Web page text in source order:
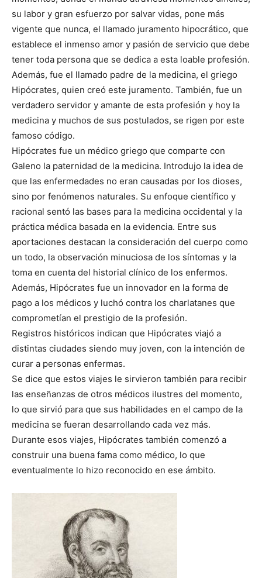
su labor y gran esfuerzo por salvar vidas, pone más
vigente que nunca, el llamado juramento hipocrático, que
establece el inmenso amor y pasión de servicio que debe
tener toda persona que se dedica a esta loable profesión.
Además, fue el llamado padre de la medicina, el griego
Hipócrates, quien creó este juramento. También, fue un
verdadero servidor y amante de esta profesión y hoy la
medicina y muchos de sus postulados, se rigen por este
famoso código.
Hipócrates fue un médico griego que comparte con
Galeno la paternidad de la medicina. Introdujo la idea de
que las enfermedades no eran causadas por los dioses,
sino por fenómenos naturales. Su enfoque científico y
racional sentó las bases para la medicina occidental y la
práctica médica basada en la evidencia. Entre sus
aportaciones destacan la consideración del cuerpo como
un todo, la observación minuciosa de los síntomas y la
toma en cuenta del historial clínico de los enfermos.
Además, Hipócrates fue un innovador en la forma de
pago a los médicos y luchó contra los charlatanes que
comprometían el prestigio de la profesión.
Registros históricos indican que Hipócrates viajó a
distintas ciudades siendo muy joven, con la intención de
curar a personas enfermas.
Se dice que estos viajes le sirvieron también para recibir
las enseñanzas de otros médicos ilustres del momento,
lo que sirvió para que sus habilidades en el campo de la
medicina se fueran desarrollando cada vez más.
Durante esos viajes, Hipócrates también comenzó a
construir una buena fama como médico, lo que
eventualmente lo hizo reconocido en ese ámbito.